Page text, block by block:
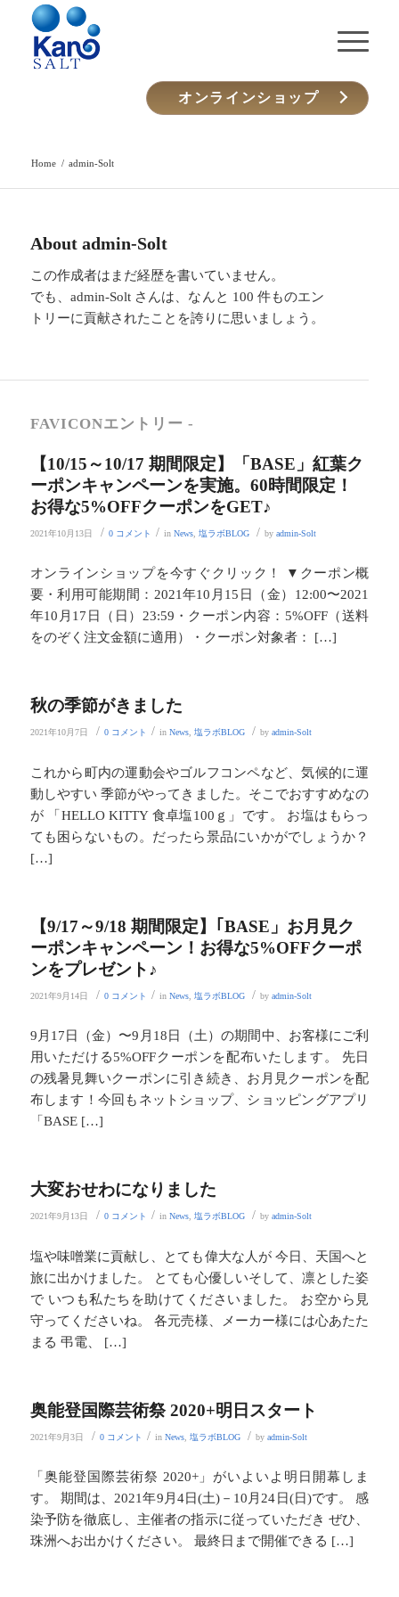
オンラインショップ
Home / admin-Solt
About admin-Solt
この作成者はまだ経歴を書いていません。
でも、 admin-Soltさんは、なんと 100 件ものエン
トリーに貢献されたことを誇りに思いましょう。
FAVICONエントリー -
【10/15～10/17 期間限定】「BASE」紅葉ク
ーポンキャンペーンを実施。60時間限定！
お得な5%OFFクーポンをGET♪
2021年10月13日 / 0 コメント / in News, 塩ラボBLOG / by admin-Solt
オンラインショップを今すぐクリック！ ▼クーポン概
要・利用可能期間：2021年10月15日（金）12:00〜2021
年10月17日（日）23:59・クーポン内容：5%OFF（送料
をのぞく注文金額に適用）・クーポン対象者： […]
秋の季節がきました
2021年10月7日 / 0 コメント / in News, 塩ラボBLOG / by admin-Solt
これから町内の運動会やゴルフコンペなど、気候的に運
動しやすい 季節がやってきました。そこでおすすめなの
が 「HELLO KITTY 食卓塩100ｇ」です。 お塩はもらっ
ても困らないもの。だったら景品にいかがでしょうか？
[…]
【9/17～9/18 期間限定】｢BASE」お月見ク
ーポンキャンペーン！お得な5%OFFクーポ
ンをプレゼント♪
2021年9月14日 / 0 コメント / in News, 塩ラボBLOG / by admin-Solt
9月17日（金）〜9月18日（土）の期間中、お客様にご利
用いただける5%OFFクーポンを配布いたします。 先日
の残暑見舞いクーポンに引き続き、お月見クーポンを配
布します！今回もネットショップ、ショッピングアプリ
「BASE […]
大変おせわになりました
2021年9月13日 / 0 コメント / in News, 塩ラボBLOG / by admin-Solt
塩や味噌業に貢献し、とても偉大な人が 今日、天国へと
旅に出かけました。 とても心優しいそして、凛とした姿
で いつも私たちを助けてくださいました。 お空から見
守ってくださいね。 各元売様、メーカー様には心あたた
まる 弔電、 […]
奥能登国際芸術祭 2020+明日スタート
2021年9月3日 / 0 コメント / in News, 塩ラボBLOG / by admin-Solt
「奥能登国際芸術祭 2020+」がいよいよ明日開幕しま
す。 期間は、2021年9月4日(土)－10月24日(日)です。 感
染予防を徹底し、主催者の指示に従っていただき ぜひ、
珠洲へお出かけください。 最終日まで開催できる […]